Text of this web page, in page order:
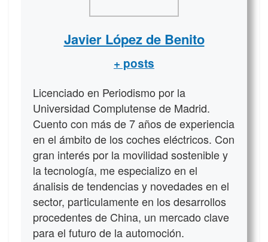
Javier López de Benito
+ posts
Licenciado en Periodismo por la
Universidad Complutense de Madrid.
Cuento con más de 7 años de experiencia
en el ámbito de los coches eléctricos. Con
gran interés por la movilidad sostenible y
la tecnología, me especializo en el
ánalisis de tendencias y novedades en el
sector, particulamente en los desarrollos
procedentes de China, un mercado clave
para el futuro de la automoción.